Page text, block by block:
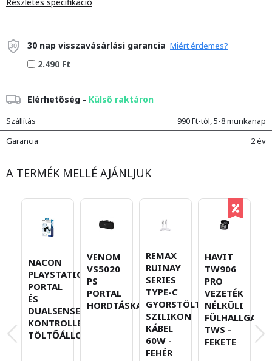
30 nap visszavásárlási garancia Miért érdemes?
2.490 Ft
Elérhetőség - Külső raktáron
Szállítás
990 Ft-tól, 5-8 munkanap
Garancia
2 év
A TERMÉK MELLÉ AJÁNLJUK
NACON
PLAYSTATION
PORTAL
ÉS
DUALSENSE
KONTROLLER
TÖLTŐÁLLOMÁS
VENOM
VS5020
PS
PORTAL
HORDTÁSKA
REMAX
RUINAY
SERIES
TYPE-C
GYORSTÖLTŐ
SZILIKON
KÁBEL
60W -
FEHÉR
HAVIT
TW906
PRO
VEZETÉK
NÉLKÜLI
FÜLHALLGATÓ
TWS -
FEKETE